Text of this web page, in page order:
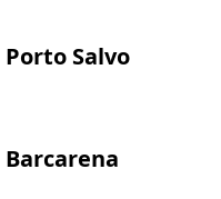
Porto Salvo
Barcarena